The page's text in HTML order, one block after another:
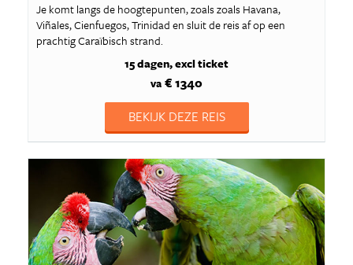
Je komt langs de hoogtepunten, zoals zoals Havana,
Viñales, Cienfuegos, Trinidad en sluit de reis af op een
prachtig Caraïbisch strand.
15 dagen excl ticket
va € 1340
BEKIJK DEZE REIS